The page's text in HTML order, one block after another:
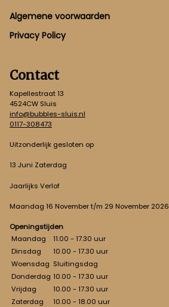
Footer
Algemene voorwaarden
Privacy Policy
Contact
Kapellestraat 13
4524CW Sluis
info@bubbles-sluis.nl
0117-308473
Uitzonderlijk gesloten op
13 Juni Zaterdag
Jaarlijks Verlof
Maandag 16 November t/m 29 November 2026
Openingstijden
Maandag
11.00 - 17.30 uur
Dinsdag
10.00 - 17.30 uur
Woensdag Sluitingsdag
Donderdag 10.00 - 17.30 uur
Vrijdag
10.00 - 17.30 uur
Zaterdag
10.00 - 18.00 uur